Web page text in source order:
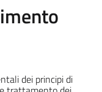
dei principi di